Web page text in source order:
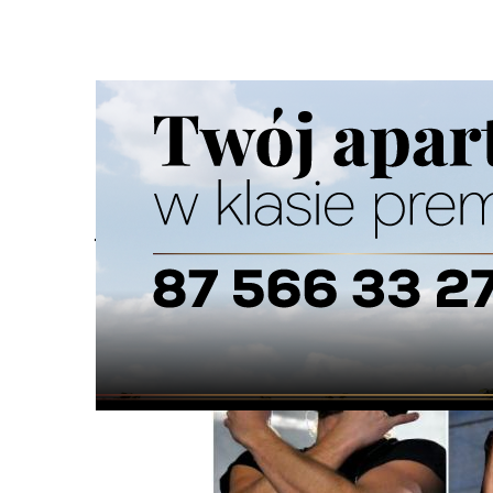
Ścieżka
nawigacyjna
Strona główna
Z ŻYCIA SZKÓŁ 23/05/2026/ 0 Komentarzy
Juwenalia PUZ: Afromental, VBS i Louis